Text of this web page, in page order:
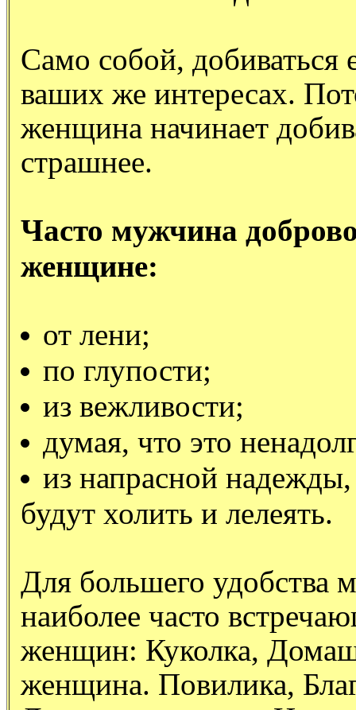
Само собой,
ваших же интересах.
женщина начинает
страшнее.
Часто мужчина
женщине:
от лени;
по глупости;
из вежливости;
думая, что это
из напрасной
будут холить и лелеять.
Для большего удобства
наиболее часто
женщин: Куколка,
женщина. Повилика,